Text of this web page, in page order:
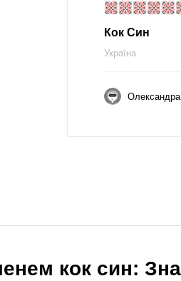
Кок Син
Україна
Олександра
кок син: